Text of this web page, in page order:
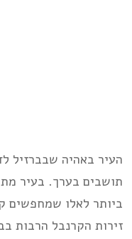
תושבים בערך. בעיר
ביותר לאלו שמחפשים
זירות הקרנבל הרבות